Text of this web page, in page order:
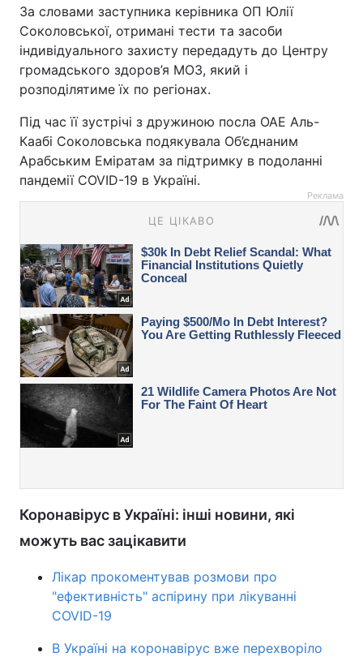
За словами заступника керівника ОП Юлії
Соколовської, отримані тести та засоби
індивідуального захисту передадуть до Центру
громадського здоров’я МОЗ, який і
розподілятиме їх по регіонах.
Під час її зустрічі з дружиною посла ОАЕ Аль-
Каабі Соколовська подякувала Об’єднаним
Арабським Еміратам за підтримку в подоланні
пандемії COVID-19 в Україні.
Реклама
Коронавірус в Україні: інші новини, які
можуть вас зацікавити
Лікар прокоментував розмови про
"ефективність" аспірину при лікуванні
COVID-19
В Україні на коронавірус вже перехворіло